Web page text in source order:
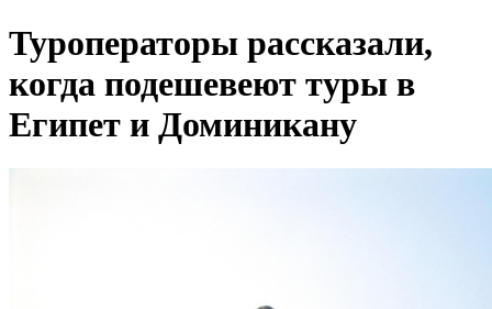
Туроператоры рассказали,
когда подешевеют туры в
Египет и Доминикану